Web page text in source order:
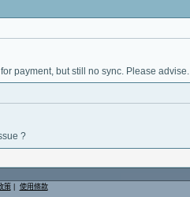
payment, but still no sync. Please advise.
?
策| 使用條款